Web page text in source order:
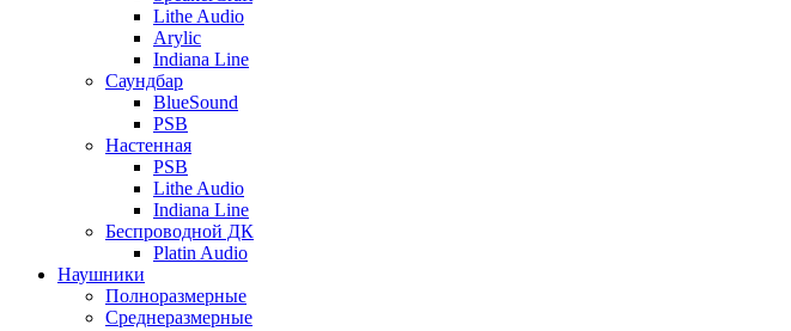
Lithe Audio
Arylic
Indiana Line
Саундбар
BlueSound
PSB
Настенная
PSB
Lithe Audio
Indiana Line
Беспроводной ДК
Platin Audio
Наушники
Полноразмерные
Среднеразмерные